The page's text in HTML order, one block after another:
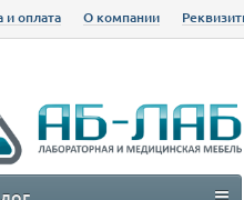
и оплата О компании